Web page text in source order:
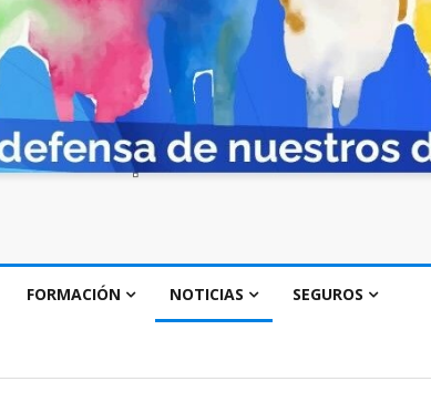
FORMACIÓN NOTICIAS SEGUROS